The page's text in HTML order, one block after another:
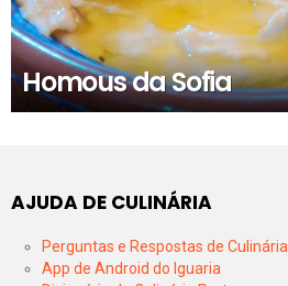
Homous da Sofia
AJUDA DE CULINÁRIA
Perguntas e Respostas de Culinária
App de Android do Iguaria